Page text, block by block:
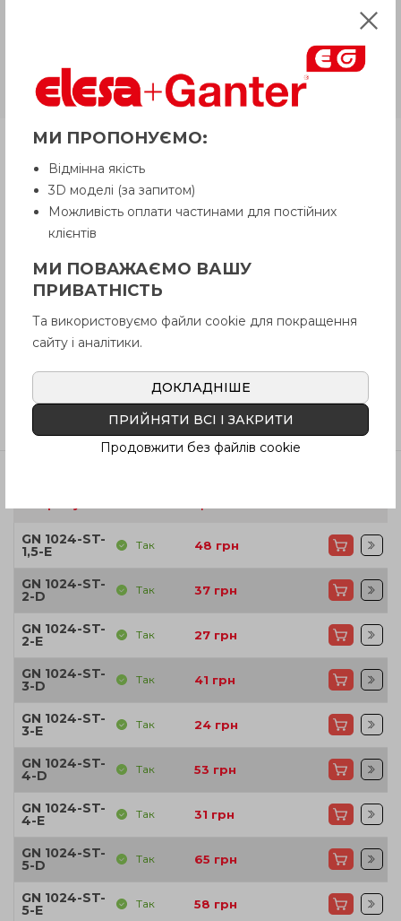
GN 1024Сталь оцинкована
Опис
Питання про продукцію
Інструкція (pdf.)
GN 1024-ST-
1,5-E Так 48 грн
GN 1024-ST-
2-D Так 37 грн
GN 1024-ST-
2-E Так 27 грн
GN 1024-ST-
3-D Так 41 грн
GN 1024-ST-
3-E Так 24 грн
GN 1024-ST-
4-D Так 53 грн
GN 1024-ST-
4-E Так 31 грн
GN 1024-ST-
5-D Так 65 грн
GN 1024-ST-
5-E Так 58 грн
МИ ПРОПОНУЄМО:
Відмінна якість
3D моделі (за запитом)
Можливість оплати частинами для постійних
клієнтів
МИ ПОВАЖАЄМО ВАШУ
ПРИВАТНІСТЬ
Та використовуємо файли cookie для покращення
сайту і аналітики.
ДОКЛАДНІШЕ
ПРИЙНЯТИ ВСІ І ЗАКРИТИ
Продовжити без файлів cookie